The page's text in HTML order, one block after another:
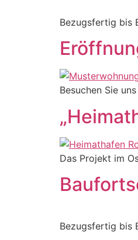
Bezugsfertig bis
Besuchen Sie
Das Projekt im
Bezugsfertig bis